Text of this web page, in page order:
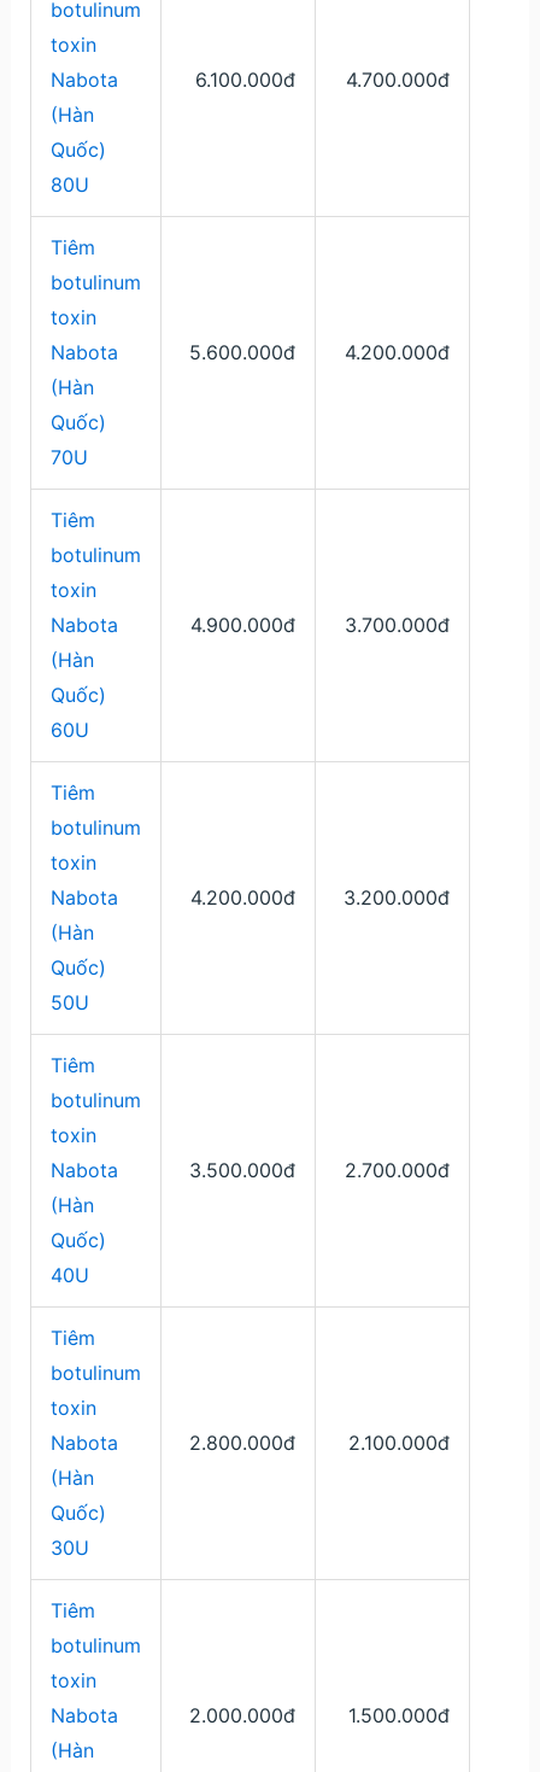
botulinum
toxin
Nabota
(Hàn
Quốc)
80U
6.100.000đ 4.700.000đ
Tiêm
botulinum
toxin
Nabota
(Hàn
Quốc)
70U
5.600.000đ 4.200.000đ
Tiêm
botulinum
toxin
Nabota
(Hàn
Quốc)
60U
4.900.000đ 3.700.000đ
Tiêm
botulinum
toxin
Nabota
(Hàn
Quốc)
50U
4.200.000đ 3.200.000đ
Tiêm
botulinum
toxin
Nabota
(Hàn
Quốc)
40U
3.500.000đ 2.700.000đ
Tiêm
botulinum
toxin
Nabota
(Hàn
Quốc)
30U
2.800.000đ 2.100.000đ
Tiêm
botulinum
toxin
Nabota
(Hàn
2.000.000đ 1.500.000đ